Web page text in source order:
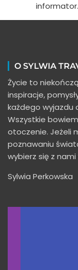
informator.
O SYLWIA
Życie to
inspiracje,
każdego wyjazdu
Wszystkie
otoczenie. Jeżeli
poznawaniu
wybierz się z
Sylwia Perkowska